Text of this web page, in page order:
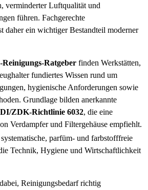
verminderter Luftqualität und
führen. Fachgerechte
daher ein wichtiger Bestandteil moderner
finden Werkstätten,
fundiertes Wissen rund um
hygienische Anforderungen sowie
Grundlage bilden anerkannte
ZDK‑Richtlinie 6032, die eine
Verdampfer und Filtergehäuse empfiehlt.
parfüm‑ und farbstofffreie
Technik, Hygiene und Wirtschaftlichkeit
Reinigungsbedarf richtig